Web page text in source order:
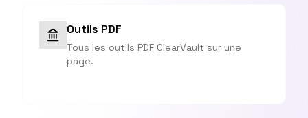
Outils PDF
Tous les outils PDF ClearVault sur une
page.